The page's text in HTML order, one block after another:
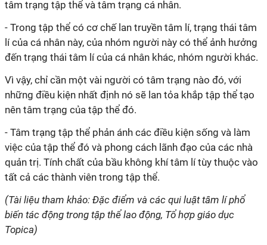
tâm trạng tập thể và tâm trạng cá nhân.
- Trong tập thể có cơ chế lan truyền tâm lí, trạng thái tâm
lícủa cá nhân này, của nhóm người này có thể ảnh hưởng
đến trạng thái tâm lícủa cá nhân khác, nhóm người khác.
Vì vậy, chỉ cần một vài người có tâm trạng nào đó, với
những điều kiện nhất định nó sẽ lan tỏa khắp tập thể tạo
nên tâm trạng của tập thể đó.
- Tâm trạng tập thể phản ánh các điều kiện sống và làm
việc của tập thể đó và phong cách lãnh đạo của các nhà
quản trị. Tính chất của bầu không khí tâm lítùy thuộc vào
tất cả các thành viên trong tập thể.
(Tài liệu tham khảo: Đặc điểm và các qui luật tâm lí phổ
biến tác động trong tập thể lao động, Tổ hợp giáo dục
Topica)